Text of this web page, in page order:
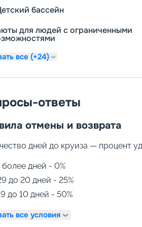
во время путешествия можно
спокойного и
книгой в библиотеке, а те, кто
вечера и подвигаться под
красоты и спа-центра помогут
предложений уточняется на
и спорт
что предложить туристам,
зона оформлена беговыми
однозначно придется по
для детей
предоставляются услуги
бассейн
для людей с ограниченными
все (+24)
ответы
отмены и возврата
дней до круиза — процент
более дней - 0%
до 20 дней - 25%
до 10 дней - 50%
все условия